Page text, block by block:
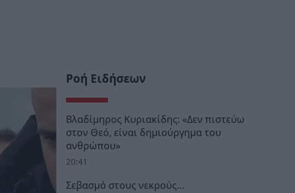
Ροή Ειδήσεων
Βλαδίμηρος Κυριακίδης: «Δεν πιστεύω
στον Θεό, είναι δημιούργημα του
ανθρώπου»
20:41
Σεβασμό στους νεκρούς…